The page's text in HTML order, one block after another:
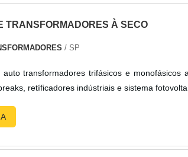
TRANSFORMADORES À SECO
/ SP
auto transformadores trifásicos e monofásicos
estabilizadores, nobreaks, retíficadores indústriais e sistema